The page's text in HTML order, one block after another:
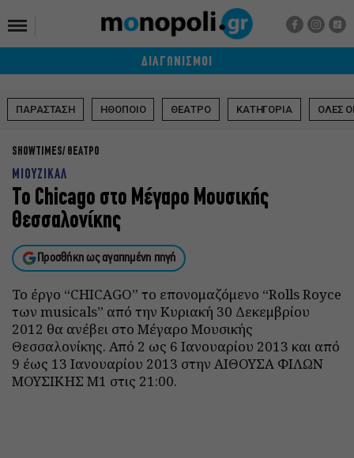
ΔΙΑΓΩΝΙΣΜΟΙ
ΠΑΡΑΣΤΑΣΗ ΗΘΟΠΟΙΟ ΘΕΑΤΡΟ ΚΑΤΗΓΟΡΙΑ ΟΛΕΣ
SHOWTIMES ΘΕΑΤΡΟ
ΜΙΟΥΖΙΚΑΛ
To Chicago στο Μέγαρο Μουσικής
Θεσσαλονίκης
Προσθήκη ως αγαπημένη πηγή
Το έργο “CHICAGO” το επονομαζόμενο “Rolls Royce
των musicals” από την Κυριακή 30 Δεκεμβρίου
2012 θα ανέβει στο Μέγαρο Μουσικής
Θεσσαλονίκης. Από 2 ως 6 Ιανουαρίου 2013 και από
9 έως 13 Ιανουαρίου 2013 στην ΑΙΘΟΥΣΑ ΦΙΛΩΝ
ΜΟΥΣΙΚΗΣ Μ1 στις 21:00.